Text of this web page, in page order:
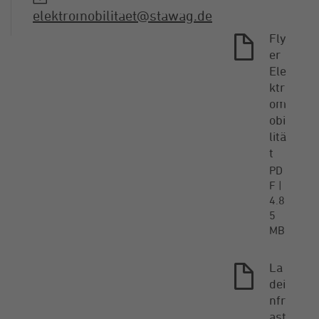
elektromobilitaet@stawag.de
Fly
er
Ele
ktr
om
obi
litä
t
PD
F
4.8
5
MB
La
dei
nfr